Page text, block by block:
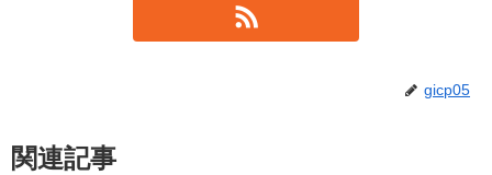
gicp05
関連記事